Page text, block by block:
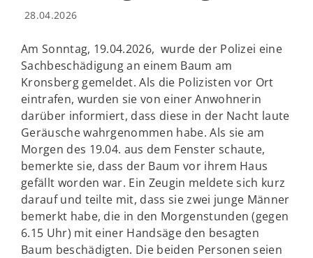
28.04.2026
Am Sonntag, 19.04.2026, wurde der Polizei eine
Sachbeschädigung an einem Baum am
Kronsberg gemeldet. Als die Polizisten vor Ort
eintrafen, wurden sie von einer Anwohnerin
darüber informiert, dass diese in der Nacht laute
Geräusche wahrgenommen habe. Als sie am
Morgen des 19.04. aus dem Fenster schaute,
bemerkte sie, dass der Baum vor ihrem Haus
gefällt worden war. Ein Zeugin meldete sich kurz
darauf und teilte mit, dass sie zwei junge Männer
bemerkt habe, die in den Morgenstunden (gegen
6.15 Uhr) mit einer Handsäge den besagten
Baum beschädigten. Die beiden Personen seien